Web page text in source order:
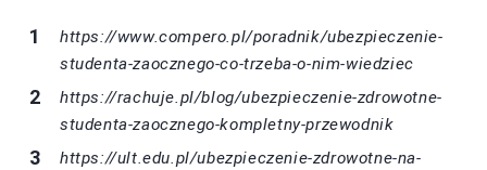
https://www.compero.pl/poradnik/ubezpieczenie-
studenta-zaocznego-co-trzeba-o-nim-wiedziec
https://rachuje.pl/blog/ubezpieczenie-zdrowotne-
studenta-zaocznego-kompletny-przewodnik
https://ult.edu.pl/ubezpieczenie-zdrowotne-na-